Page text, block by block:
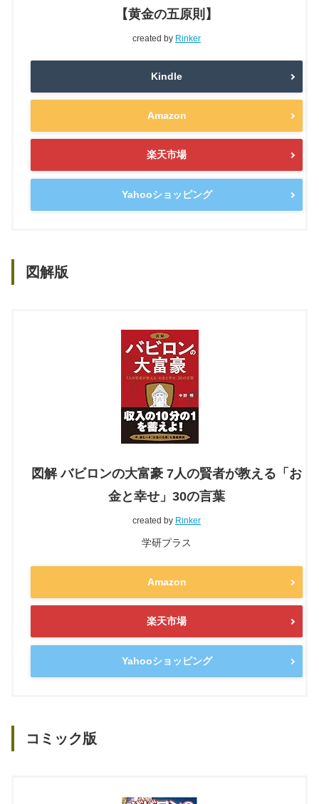
【黄金の五原則】
created by Rinker
Kindle
Amazon
楽天市場
Yahooショッピング
図解版
図解 バビロンの大富豪 7人の賢者が教える「お
金と幸せ」30の言葉
created by Rinker
学研プラス
Amazon
楽天市場
Yahooショッピング
コミック版